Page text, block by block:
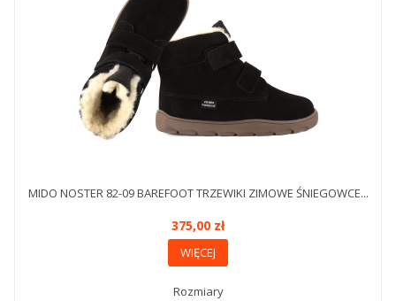
MIDO NOSTER 82-09 BAREFOOT TRZEWIKI ZIMOWE ŚNIEGOWCE...
375,00 zł
WIĘCEJ
Rozmiary